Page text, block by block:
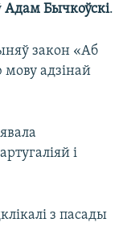
Адам Бычкоўскі.
закон «Аб
адзінай
і
з пасады